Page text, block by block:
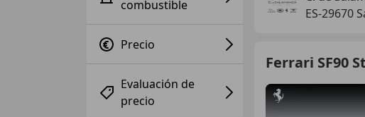
combustible
Precio
Evaluación de
precio
ES-29670
Ferrari SF90